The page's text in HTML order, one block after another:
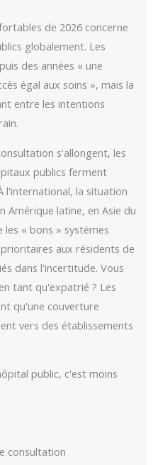
de 2026 concerne
globalement. Les
des années « une
égal aux soins », mais la
entre les intentions
s'allongent, les
publics ferment
l'international, la situation
Amérique latine, en Asie du
les « bons » systèmes
aux résidents de
dans l'incertitude. Vous
tant qu'expatrié ? Les
qu'une couverture
vers des établissements
public, c'est moins
consultation